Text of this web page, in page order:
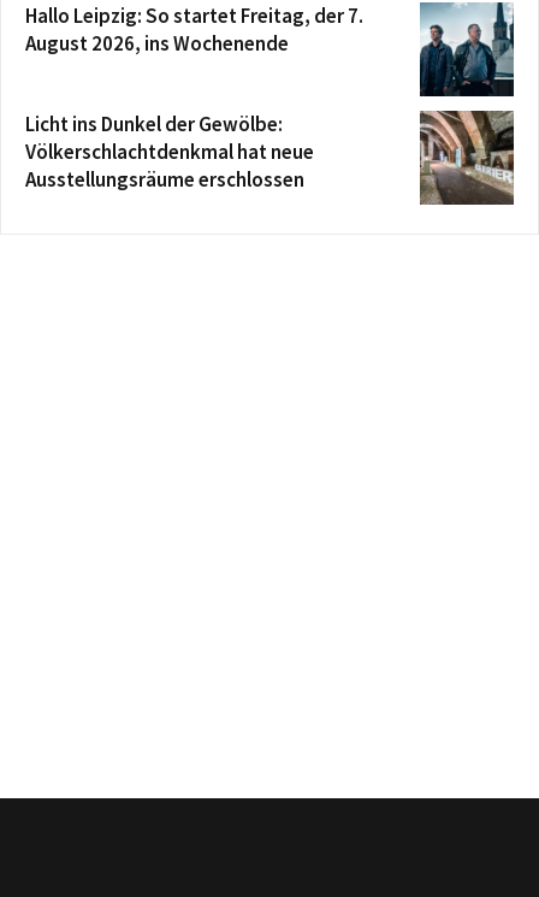
Hallo Leipzig: So startet Freitag, der 7.
August 2026, ins Wochenende
Licht ins Dunkel der Gewölbe:
Völkerschlachtdenkmal hat neue
Ausstellungsräume erschlossen